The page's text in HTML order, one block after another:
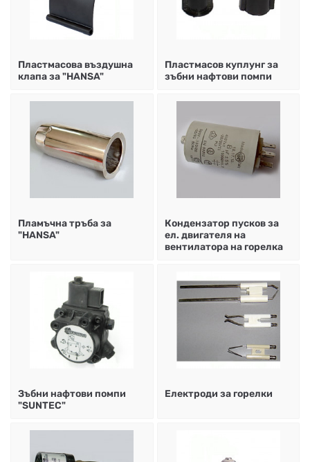
Пластмасова въздушна
клапа за "HANSA"
Пластмасов куплунг за
зъбни нафтови помпи
Пламъчна тръба за
"HANSA"
Кондензатор пусков за
ел. двигателя на
вентилатора на горелка
Зъбни нафтови помпи
"SUNTEC"
Електроди за горелки